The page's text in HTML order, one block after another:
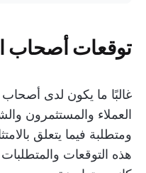
توقعات أصحاب
غالبًا ما يكون لدى
العملاء والمستثمرون
ومتطلبة فيما يتعلق
هذه التوقعات